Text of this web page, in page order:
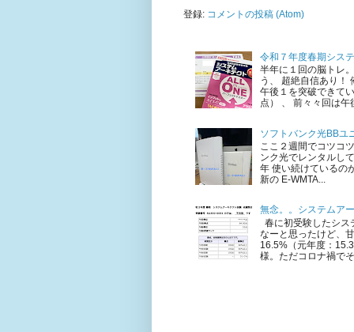
登録: コメントの投稿 (Atom)
令和７年度春期シス
半年に１回の脳トレ
う、 超絶自信あり！
午後１を突破できて
点） 、 前々々回は午
ソフトバンク光BB
ここ２週間でコツコ
ンク光でレンタルし
年 使い続けているの
新の E-WMTA...
無念。。システムア
春に初受験したシス
なーと思ったけど、
16.5%（元年度：
様。ただコロナ禍で